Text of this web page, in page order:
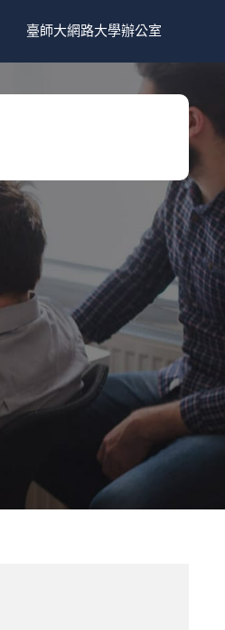
臺師大網路大學辦公室